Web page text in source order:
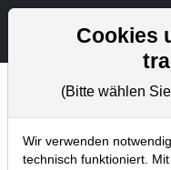
Trader-Blog
Home Blog
Cookies
(Bitte wählen
Wir verwenden
technisch funktioniert.